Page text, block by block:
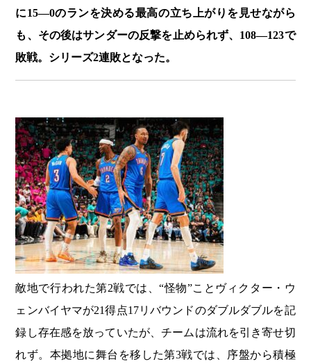
に15―0のランを決める最高の立ち上がりを見せながら
も、その後はサンダーの反撃を止められず、108―123で
敗戦。シリーズ2連敗となった。
敵地で行われた第2戦では、“怪物”ことヴィクター・ウ
ェンバイヤマが21得点17リバウンドのダブルダブルを記
録し存在感を放っていたが、チームは流れを引き寄せ切
れず。本拠地に舞台を移した第3戦では、序盤から積極